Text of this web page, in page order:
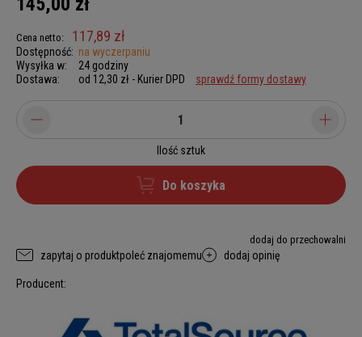
Cena netto: 117,89 zł
Dostępność: na wyczerpaniu
Wysyłka w:
24 godziny
Dostawa:
od 12,30 zł - Kurier DPD sprawdź formy dostawy
Ilość sztuk
Do koszyka
dodaj do przechowalni
zapytaj o produktpoleć znajomemu dodaj opinię
Producent: